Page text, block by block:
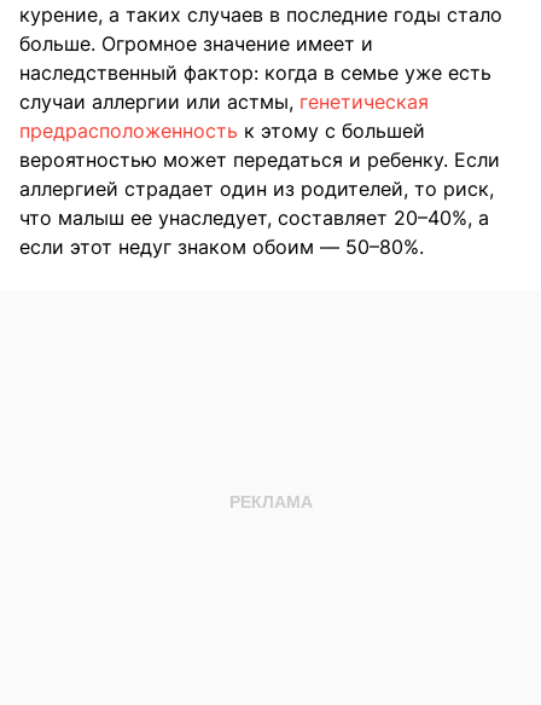
курение, а таких случаев в последние годы стало
больше. Огромное значение имеет и
наследственный фактор: когда в семье уже есть
случаи аллергии или астмы, генетическая
предрасположенность к этому с большей
вероятностью может передаться и ребенку. Если
аллергией страдает один из родителей, то риск,
что малыш ее унаследует, составляет 20–40%, а
если этот недуг знаком обоим — 50–80%.